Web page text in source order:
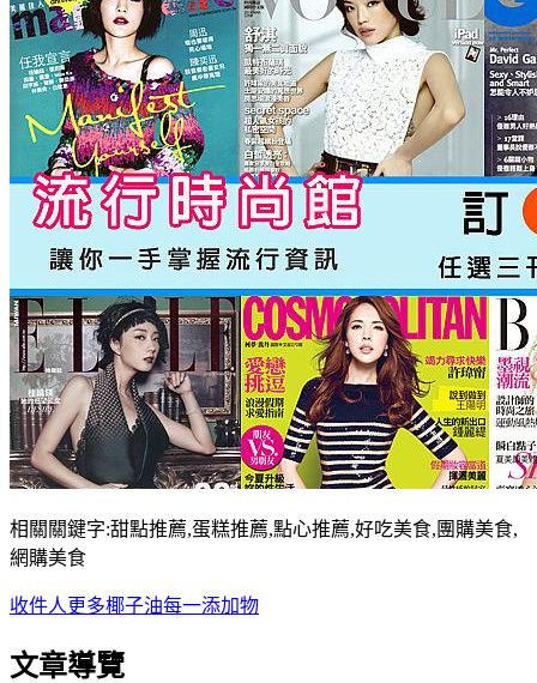
相關關鍵字:甜點推薦,蛋糕推薦,點心推薦,好吃美食,團購美食,
網購美食
收件人 更多椰子油每一添加物
文章導覽